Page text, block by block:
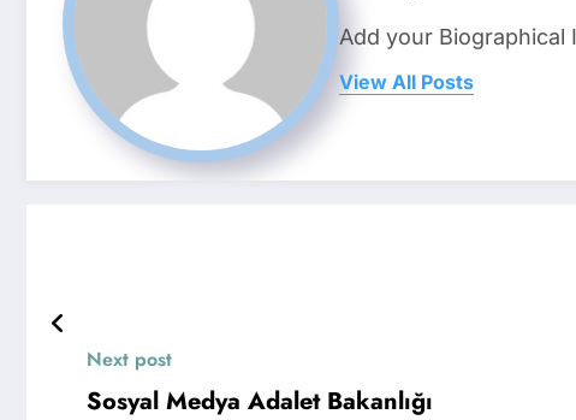
Add your Biographical
View All Posts
Next post
Sosyal Medya Adalet Bakanlığı